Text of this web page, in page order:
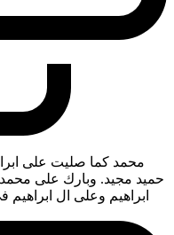
محمد كما صليت على
حميد مجيد. وبارك على
ابراهيم وعلى ال ابراهيم